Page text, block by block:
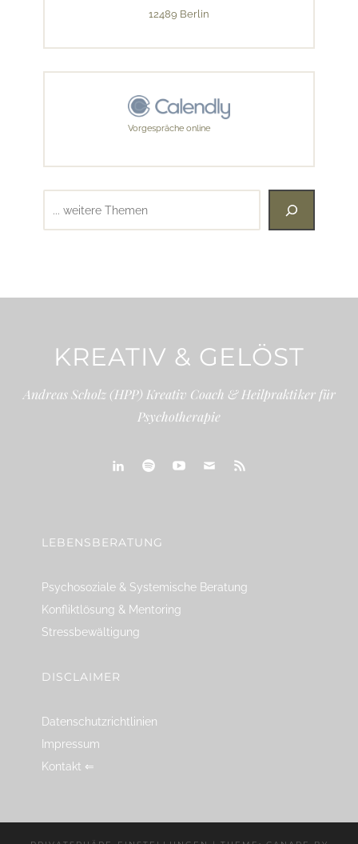
12489 Berlin
Vorgespräche online
KREATIV & GELÖST
Andreas Scholz (HPP) Kreativ Coach & Heilpraktiker für
Psychotherapie
LEBENSBERATUNG
Psychosoziale & Systemische Beratung
Konfliktlösung & Mentoring
Stressbewältigung
DISCLAIMER
Datenschutzrichtlinien
Impressum
Kontakt ⇐